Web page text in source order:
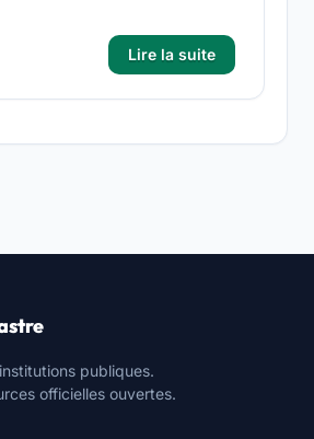
Lire la suite
publiques.
officielles ouvertes.